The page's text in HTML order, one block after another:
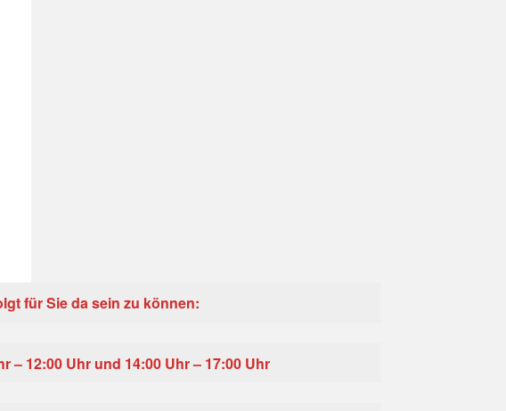
für Sie da sein zu können:
– 12:00 Uhr und 14:00 Uhr – 17:00 Uhr